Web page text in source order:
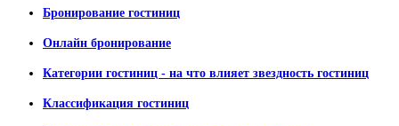
Бронирование гостиниц
Онлайн бронирование
Категории гостиниц - на что влияет звездность гостиниц
Классификация гостиниц